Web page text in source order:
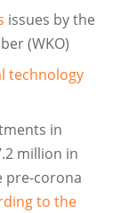
issues by the
(WKO)
technology
in
million in
pre-corona
to the